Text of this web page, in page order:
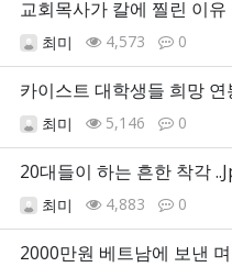
교회목사가 칼에 찔린 이
최미 4,573 0
카이스트 대학생들 희망
최미 5,146 0
20대들이 하는 흔한 착각
최미 4,883 0
2000만원 베트남에 보낸